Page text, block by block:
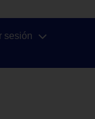
sesión